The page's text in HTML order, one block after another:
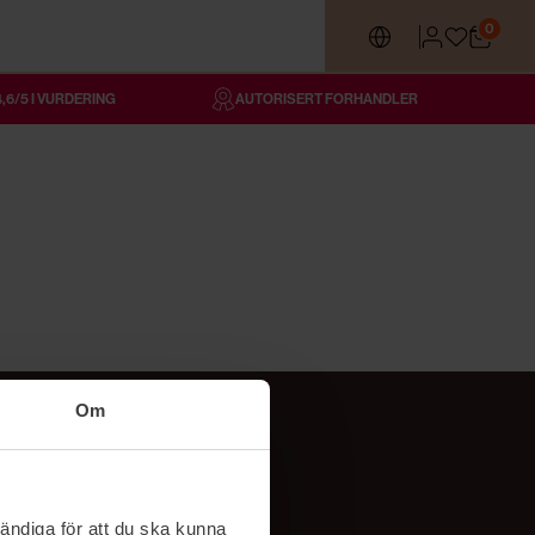
Om
för att du ska kunna
0
5 I VURDERING AUTORISERT FORHANDLER
Følg oss